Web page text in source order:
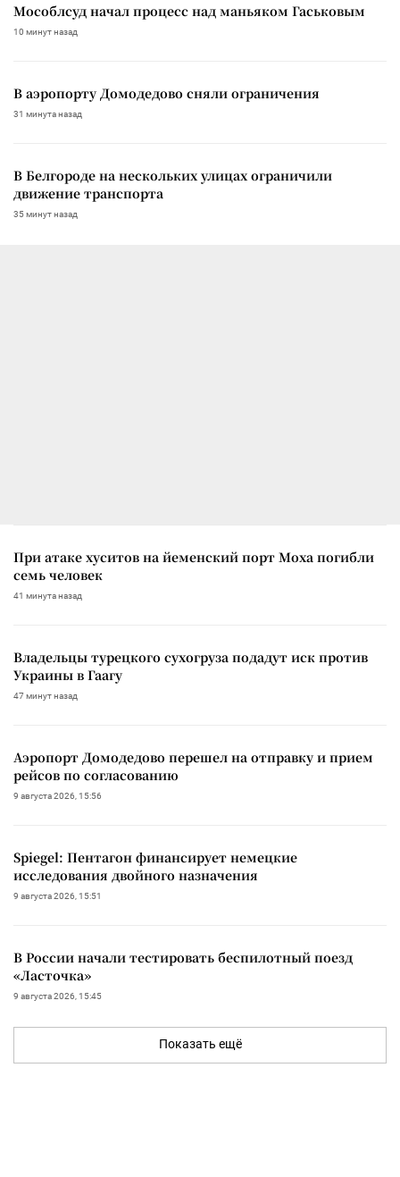
Мособлсуд начал процесс над маньяком Гаськовым
10 минут назад
В аэропорту Домодедово сняли ограничения
31 минута назад
В Белгороде на нескольких улицах ограничили
движение транспорта
35 минут назад
При атаке хуситов на йеменский порт Моха погибли
семь человек
41 минута назад
Владельцы турецкого сухогруза подадут иск против
Украины в Гаагу
47 минут назад
Аэропорт Домодедово перешел на отправку и прием
рейсов по согласованию
9 августа 2026, 15:56
Spiegel: Пентагон финансирует немецкие
исследования двойного назначения
9 августа 2026, 15:51
В России начали тестировать беспилотный поезд
«Ласточка»
9 августа 2026, 15:45
Показать ещё